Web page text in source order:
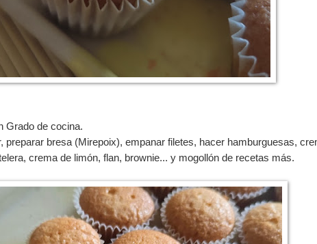
Grado de cocina.
preparar bresa (Mirepoix), empanar filetes, hacer hamburguesas,
crema de limón, flan, brownie... y mogollón de recetas más.